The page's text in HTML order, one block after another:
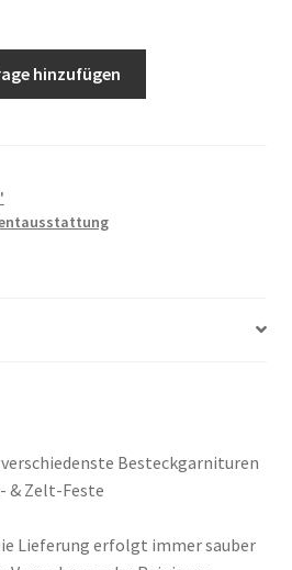
hinzufügen
Besteckgarnituren
& Zelt-Feste
Lieferung erfolgt immer sauber